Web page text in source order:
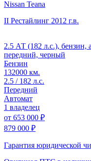
Nissan Teana
II Рестайлинг 2012 г.в.
2.5 АТ (182 л.с.), бензин,
передний, черный
Бензин
132000 км.
2.5 / 182 л.с.
Передний
Автомат
1 владелец
от 653 000 ₽
879 000 ₽
Гарантия юридической